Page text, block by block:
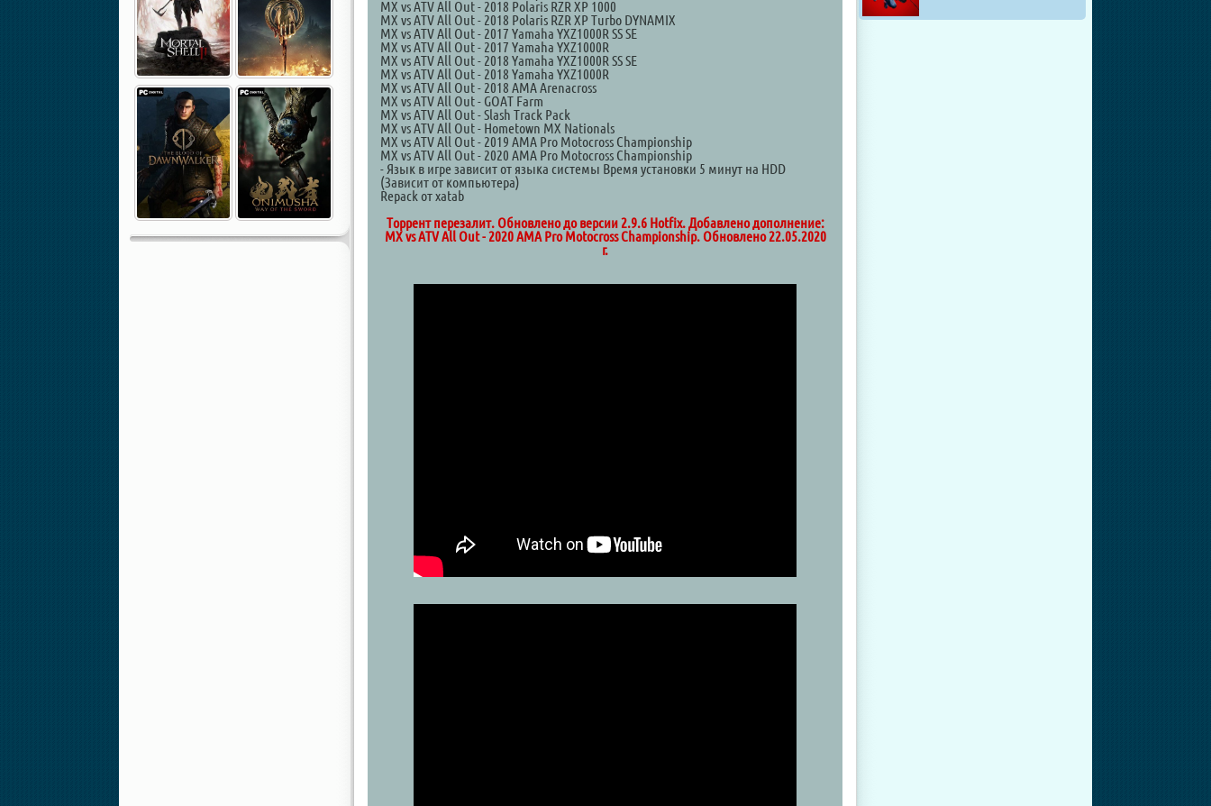
MX vs ATV All Out - 2018 Polaris RZR XP 1000
MX vs ATV All Out - 2018 Polaris RZR XP Turbo DYNAMIX
MX vs ATV All Out - 2017 Yamaha YXZ1000R SS SE
MX vs ATV All Out - 2017 Yamaha YXZ1000R
MX vs ATV All Out - 2018 Yamaha YXZ1000R SS SE
MX vs ATV All Out - 2018 Yamaha YXZ1000R
MX vs ATV All Out - 2018 AMA Arenacross
MX vs ATV All Out - GOAT Farm
MX vs ATV All Out - Slash Track Pack
MX vs ATV All Out - Hometown MX Nationals
MX vs ATV All Out - 2019 AMA Pro Motocross Championship
MX vs ATV All Out - 2020 AMA Pro Motocross Championship
- Язык в игре зависит от языка системы Время установки 5 минут на HDD
(Зависит от компьютера)
Repack от xatab
Торрент перезалит. Обновлено до версии 2.9.6 Hotfix. Добавлено дополнение:
MX vs ATV All Out - 2020 AMA Pro Motocross Championship. Обновлено 22.05.2020
г.